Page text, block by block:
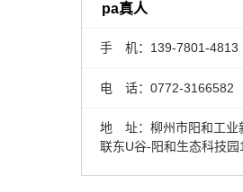
pa真人
手 机：139-7801-4813
电 话：0772-3166582
地 址：柳州市阳和工业
联东U谷-阳和生态科技